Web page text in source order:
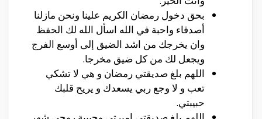
بحق دخول رمضان الكريم علينا ونحن مازلنا
أصدقاء واحبة في الله اسأل الله لك الحفظ
وان يخرجك من اشد الضيق إلى أوسع الفرج
ويجعل لك من كل ضيق مخرجا.
اللهم بلغ صديقتي رمضان و هي لا تشكي
تعب و لا وجع ربي يسعدك و يريح قلبك
حبيبتي.